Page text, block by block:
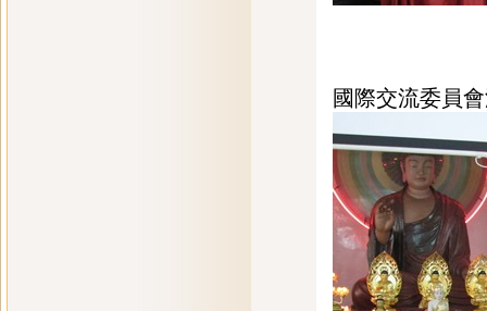
國際交流委員